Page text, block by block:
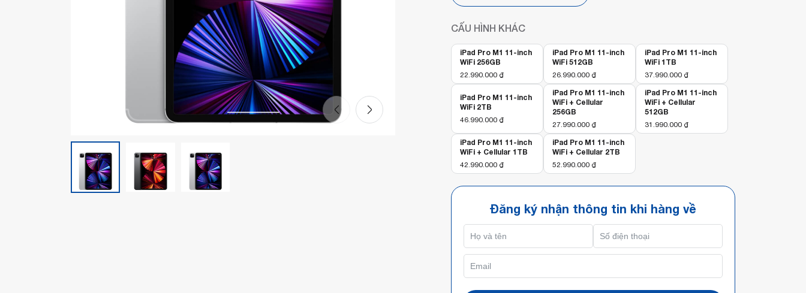
CẤU HÌNH KHÁC
iPad Pro M1 11-inch
WiFi 256GB
22.990.000 ₫
iPad Pro M1 11-inch
WiFi 512GB
26.990.000 ₫
iPad Pro M1 11-inch
WiFi 1TB
37.990.000 ₫
iPad Pro M1 11-inch
WiFi 2TB
46.990.000 ₫
iPad Pro M1 11-inch
WiFi + Cellular
256GB
27.990.000 ₫
iPad Pro M1 11-inch
WiFi + Cellular
512GB
31.990.000 ₫
iPad Pro M1 11-inch
WiFi + Cellular 1TB
42.990.000 ₫
iPad Pro M1 11-inch
WiFi + Cellular 2TB
52.990.000 ₫
Đăng ký nhận thông tin khi hàng về